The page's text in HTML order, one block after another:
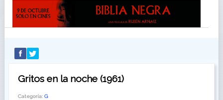
IDENTIFICARSE
Gritos en la noche (1961)
Categoría: G